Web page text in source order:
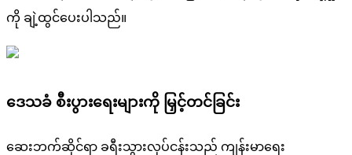
ကို ချဲ့ထွင်ပေးပါသည်။
ဒေသခံ စီးပွားရေးများကို မြှင့်တင်ခြင်း
ဆေးဘက်ဆိုင်ရာ ခရီးသွားလုပ်ငန်းသည် ကျန်းမာရေး